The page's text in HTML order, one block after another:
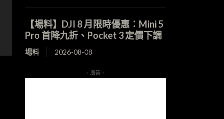
【場料】DJI 8 月限時優惠：Mini 5
Pro 首降九折、Pocket 3 定價下調
場料 2026-08-08
- 廣告 -